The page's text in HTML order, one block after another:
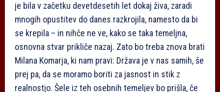
je bila v začetku devetdesetih let dokaj živa, zaradi
mnogih opustitev do danes razkrojila, namesto da bi
se krepila – in nihče ne ve, kako se taka temeljna,
osnovna stvar prikliče nazaj. Zato bo treba znova brati
Milana Komarja, ki nam pravi: Država je v nas samih, še
prej pa, da se moramo boriti za jasnost in stik z
realnostjo. Šele iz teh osebnih temeljev bo prišla, če